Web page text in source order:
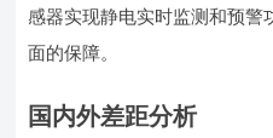
感器实现静电实时监测和预警
面的保障。
国内外差距分析